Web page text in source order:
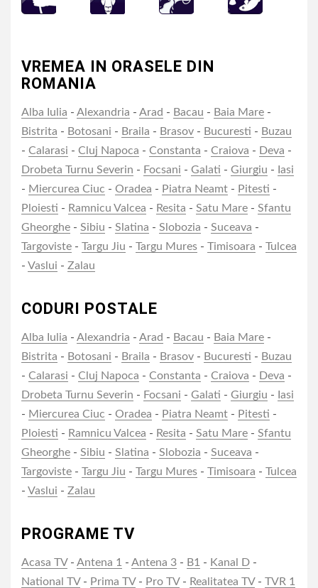
VREMEA IN ORASELE DIN
ROMANIA
Alba Iulia - Alexandria - Arad - Bacau - Baia Mare -
Bistrita - Botosani - Braila - Brasov - Bucuresti - Buzau
- Calarasi - Cluj Napoca - Constanta - Craiova - Deva -
Drobeta Turnu Severin - Focsani - Galati - Giurgiu - Iasi
- Miercurea Ciuc - Oradea - Piatra Neamt - Pitesti -
Ploiesti - Ramnicu Valcea - Resita - Satu Mare - Sfantu
Gheorghe - Sibiu - Slatina - Slobozia - Suceava -
Targoviste - Targu Jiu - Targu Mures - Timisoara - Tulcea
- Vaslui - Zalau
CODURI POSTALE
Alba Iulia - Alexandria - Arad - Bacau - Baia Mare -
Bistrita - Botosani - Braila - Brasov - Bucuresti - Buzau
- Calarasi - Cluj Napoca - Constanta - Craiova - Deva -
Drobeta Turnu Severin - Focsani - Galati - Giurgiu - Iasi
- Miercurea Ciuc - Oradea - Piatra Neamt - Pitesti -
Ploiesti - Ramnicu Valcea - Resita - Satu Mare - Sfantu
Gheorghe - Sibiu - Slatina - Slobozia - Suceava -
Targoviste - Targu Jiu - Targu Mures - Timisoara - Tulcea
- Vaslui - Zalau
PROGRAME TV
Acasa TV- Antena 1 - Antena 3 - B1 - Kanal D -
National TV- Prima TV- Pro TV- Realitatea TV- TVR 1